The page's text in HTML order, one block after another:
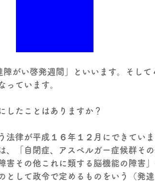
がい啓発週間」といいます。そして
っています。
したことはありますか？
法律が平成１６年１２月にできてい
、「自閉症、アスペルガー症候群そ
害その他これに類する脳機能の障害
として政令で定めるものをいう（発